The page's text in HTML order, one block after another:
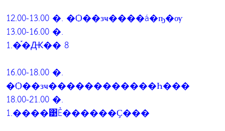
12.00-13.00 �. �Ѻ��зҹ����á�ҧ�ѹ
13.00-16.00 �.
1.�֡�Ԫ�� 8
16.00-18.00 �.
�Ѻ��зҹ������������Һ���
18.00-21.00 �.
1.����͹Ẻ������Ҫ���